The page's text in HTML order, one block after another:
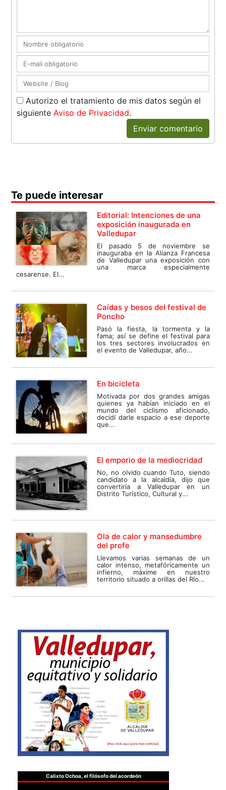
Autorizo el tratamiento de mis datos según el
siguienteAviso de Privacidad.
Enviar comentario
Te puede interesar
Editorial: Intenciones de una
exposición inaugurada en
Valledupar
El pasado 5 de noviembre se
inauguraba en la Alianza Francesa
de Valledupar una exposición con
una marca especialmente
cesarense. El...
Caídas y besos del festival de
Poncho
Pasó la fiesta, la tormenta y la
fama; así se define el festival para
los tres sectores involucrados en
el evento de Valledupar, año...
En bicicleta
Motivada por dos grandes amigas
quienes ya habían iniciado en el
mundo del ciclismo aficionado,
decidí darle espacio a ese deporte
que...
El emporio de la mediocridad
No, no olvido cuando Tuto, siendo
candidato a la alcaldía, dijo que
convertiría a Valledupar en un
Distrito Turístico, Cultural y...
Ola de calor y mansedumbre
del profe
Llevamos varias semanas de un
calor intenso, metafóricamente un
infierno, máxime en nuestro
territorio situado a orillas del Río...
Calixto Ochoa, el filósofo del acordeón